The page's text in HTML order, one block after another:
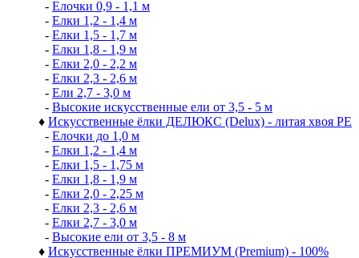
- Елочки 0,9 - 1,1 м
- Елки 1,2 - 1,4 м
- Елки 1,5 - 1,7 м
- Елки 1,8 - 1,9 м
- Елки 2,0 - 2,2 м
- Елки 2,3 - 2,6 м
- Ели 2,7 - 3,0 м
- Высокие искусственные ели от 3,5 - 5 м
♦ Искусственные ёлки ДЕЛЮКС (Delux) - литая хвоя РЕ
- Елочки до 1,0 м
- Елки 1,2 - 1,4 м
- Елки 1,5 - 1,75 м
- Елки 1,8 - 1,9 м
- Елки 2,0 - 2,25 м
- Елки 2,3 - 2,6 м
- Елки 2,7 - 3,0 м
- Высокие ели от 3,5 - 8 м
♦ Искусственные ёлки ПРЕМИУМ (Premium) - 100%